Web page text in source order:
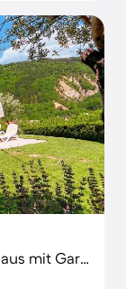
Familienfreundliches tolles Ferienhaus mit Garten, Terrasse und Grill | Hunde erlaubt